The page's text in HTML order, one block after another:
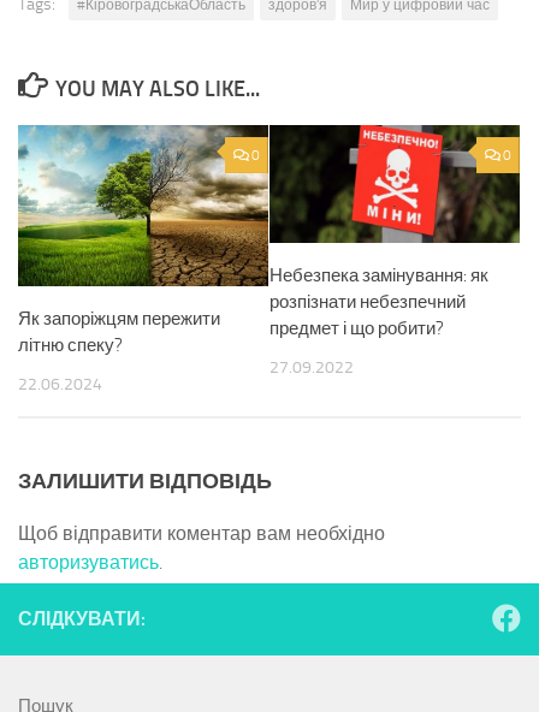
Tags: #КіровоградськаОбласть здоров'я Мир у цифровий час
YOU MAY ALSO LIKE...
0
Як запоріжцям пережити
літню спеку?
22.06.2024
0
Небезпека замінування: як
розпізнати небезпечний
предмет і що робити?
27.09.2022
ЗАЛИШИТИ ВІДПОВІДЬ
Щоб відправити коментар вам необхідно
авторизуватись.
СЛІДКУВАТИ:
Пошук